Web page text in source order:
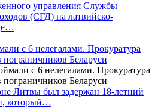
управления Службы
(СГД) на латвийско-
с 6 нелегалами. Прокуратура
пограничников Беларуси
Литвы был задержан 18-летний
который…